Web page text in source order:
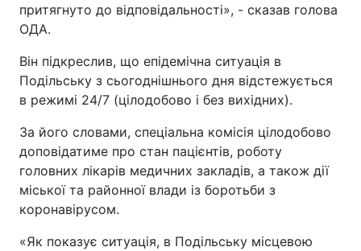
притягнуто до відповідальності», - сказав голова
ОДА.
Він підкреслив, що епідемічна ситуація в
Подільську з сьогоднішнього дня відстежується
в режимі 24/7 (цілодобово і без вихідних).
За його словами, спеціальна комісія цілодобово
доповідатиме про стан пацієнтів, роботу
головних лікарів медичних закладів, а також дії
міської та районної влади із боротьби з
коронавірусом.
«Як показує ситуація, в Подільську місцевою